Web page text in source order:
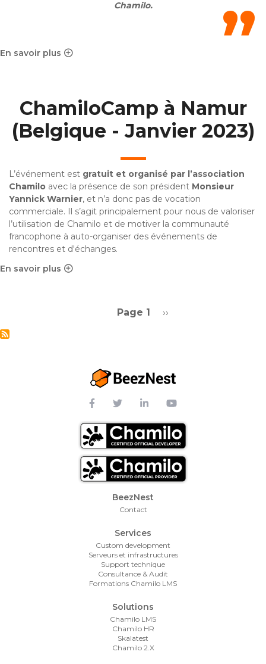
Chamilo.
En savoir plus
sur 6ème Conférence e-learning internationale : Chamilo
ChamiloCamp à Namur
(Belgique - Janvier 2023)
L’événement est gratuit et organisé par l’association
Chamilo avec la présence de son président Monsieur
Yannick Warnier, et n’a donc pas de vocation
commerciale. Il s’agit principalement pour nous de valoriser
l’utilisation de Chamilo et de motiver la communauté
francophone à auto-organiser des événements de
rencontres et d'échanges.
En savoir plus
sur ChamiloCamp à Namur (Belgique - Janvier 2023)
Page 1 Page suivante
››
Footer Menu
BeezNest
Contact
Services
Custom development
Serveurs et infrastructures
Support technique
Consultance & Audit
Formations Chamilo LMS
Solutions
Chamilo LMS
Chamilo HR
Skalatest
Chamilo 2.X